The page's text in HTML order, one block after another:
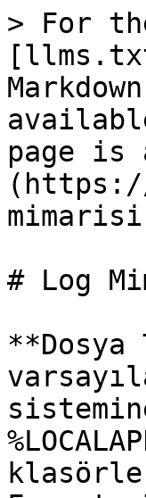
> For
page is
(https://
# Log
**Dosya